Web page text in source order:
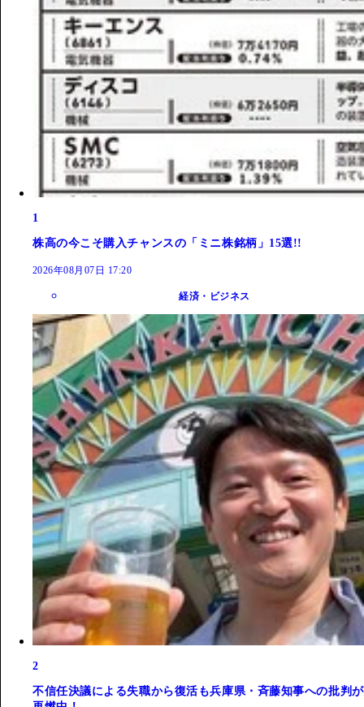
1
株高の今こそ購入チャンスの「ミニ株銘柄」15選!!
2026年08月07日 17:20
経済・ビジネス
2
不信任決議による失職から復活も兵庫県・斉藤知事への批判が